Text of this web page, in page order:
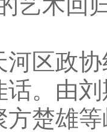
政协
话。由
楚雄